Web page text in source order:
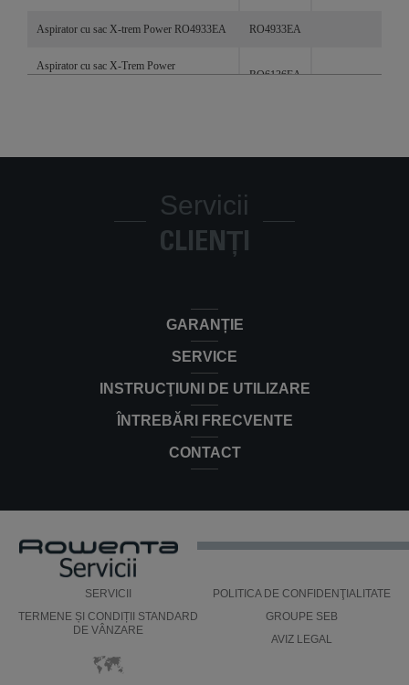
Aspirator cu sac X-trem Power RO4933EA RO4933EA
Aspirator cu sac X-Trem Power
RO6136EA
Servicii
CLIENȚI
GARANȚIE
SERVICE
INSTRUCŢIUNI DE UTILIZARE
ÎNTREBĂRI FRECVENTE
CONTACT
SERVICII
POLITICA DE CONFIDENŢIALITATE
TERMENE ȘI CONDIȚII STANDARD
DE VÂNZARE
GROUPE SEB
AVIZ LEGAL